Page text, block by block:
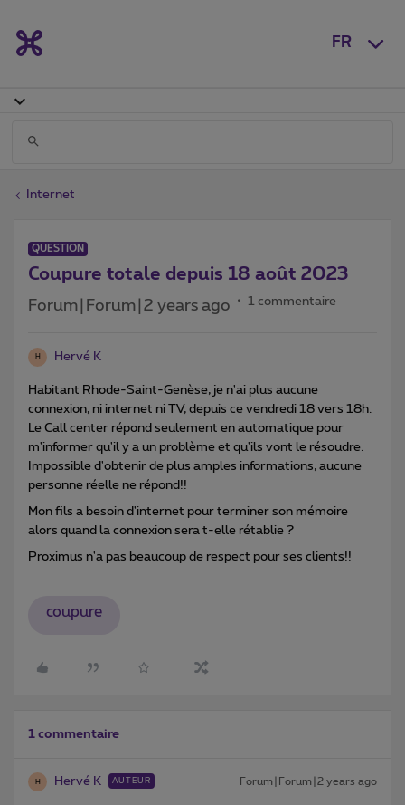
FR
Internet
QUESTION
Coupure totale depuis 18 août 2023
Forum|Forum|2 years ago 1 commentaire
H Hervé K
Habitant Rhode-Saint-Genèse, je n'ai plus aucune
connexion, ni internet ni TV, depuis ce vendredi 18 vers 18h.
Le Call center répond seulement en automatique pour
m'informer qu'il y a un problème et qu'ils vont le résoudre.
Impossible d'obtenir de plus amples informations, aucune
personne réelle ne répond!!
Mon fils a besoin d'internet pour terminer son mémoire
alors quand la connexion sera t-elle rétablie ?
Proximus n'a pas beaucoup de respect pour ses clients!!
coupure
1 commentaire
H Hervé K AUTEUR Forum|Forum|2 years ago